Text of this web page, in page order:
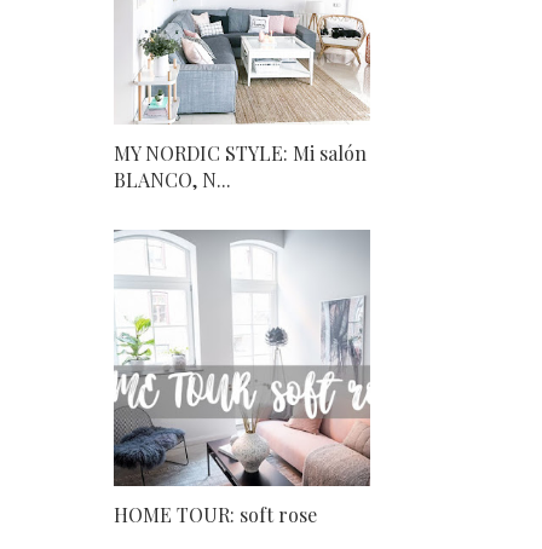
MY NORDIC STYLE: Mi salón
BLANCO, N...
HOME TOUR: soft rose